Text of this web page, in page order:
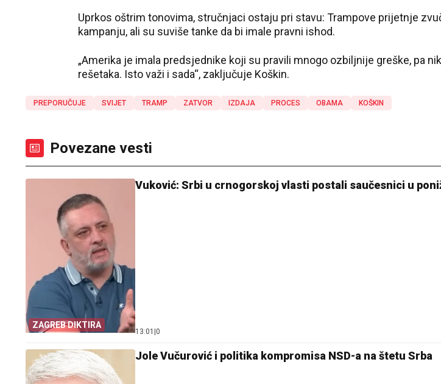
Uprkos oštrim tonovima, stručnjaci ostaju pri stavu: Trampove prijetnje
kampanju, ali su suviše tanke da bi imale pravni ishod.
„Amerika je imala predsjednike koji su pravili mnogo ozbiljnije greške, pa
rešetaka. Isto važi i sada“, zaključuje Koškin.
PREPORUČUJE SVIJET TRAMP ZATVOR IZDAJA PROCES OBAMA KOŠKIN
Povezane vesti
ZAGREB DIKTIRA
Vuković: Srbi u crnogorskoj vlasti postali saučesnici u
13:01 0
Jole Vučurović i politika kompromisa NSD-a na štetu Srba